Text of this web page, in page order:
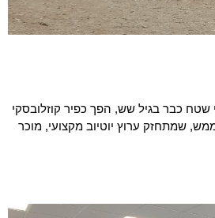
כבר בגיל שש, הפך כפיר קוזלובסקי
של ממש, שמתחזק ערוץ יוטיוב מקצועי, מוכר